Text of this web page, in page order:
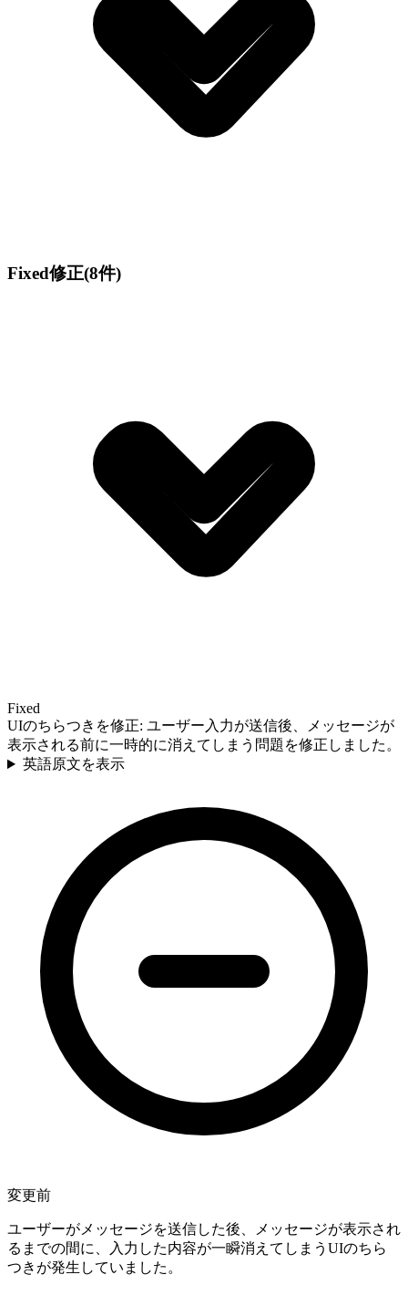
Fixed修正(8件)
Fixed
UIのちらつきを修正: ユーザー入力が送信後、メッセージが
表示される前に一時的に消えてしまう問題を修正しました。
英語原文を表示
変更前
ユーザーがメッセージを送信した後、メッセージが表示され
るまでの間に、入力した内容が一瞬消えてしまうUIのちら
つきが発生していました。